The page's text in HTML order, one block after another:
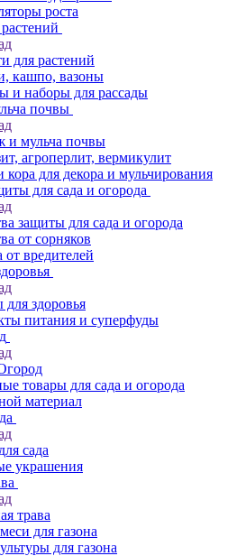
роста
для растений
кашпо, вазоны
и наборы для рассады
почвы
и мульча почвы
агроперлит, вермикулит
для декора и мульчирования
для сада и огорода
защиты для сада и огорода
от сорняков
от вредителей
для здоровья
питания и суперфуды
товары для сада и огорода
материал
сада
украшения
трава
для газона
для газона